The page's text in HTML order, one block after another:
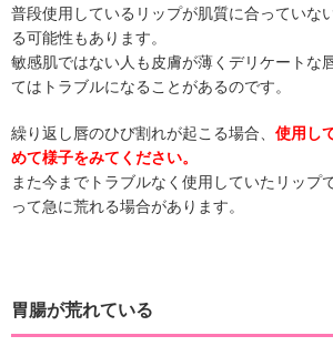
普段使用しているリップが肌質に合っていな
る可能性もあります。
敏感肌ではない人も皮膚が薄くデリケートな
てはトラブルになることがあるのです。
繰り返し唇のひび割れが起こる場合、 使用し
めて様子をみてください。
また今までトラブルなく使用していたリップ
って急に荒れる場合があります。
胃腸が荒れている